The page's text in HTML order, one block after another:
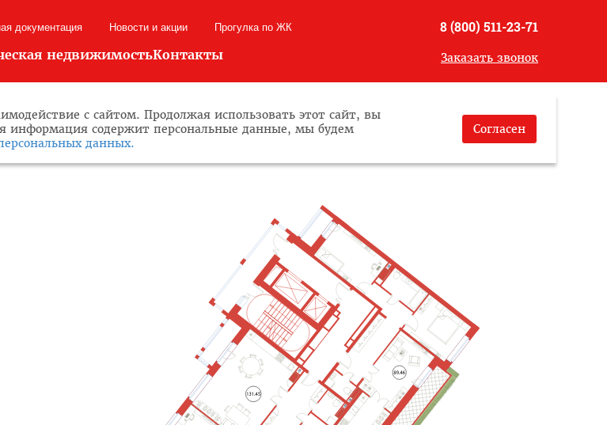
документация Новости и акции Прогулка по ЖК
недвижимостьКонтакты
8 (800) 511-23-71
Заказать звонок
с сайтом. Продолжая использовать этот сайт, вы
информация содержит персональные данные, мы будем
данных.
Согласен